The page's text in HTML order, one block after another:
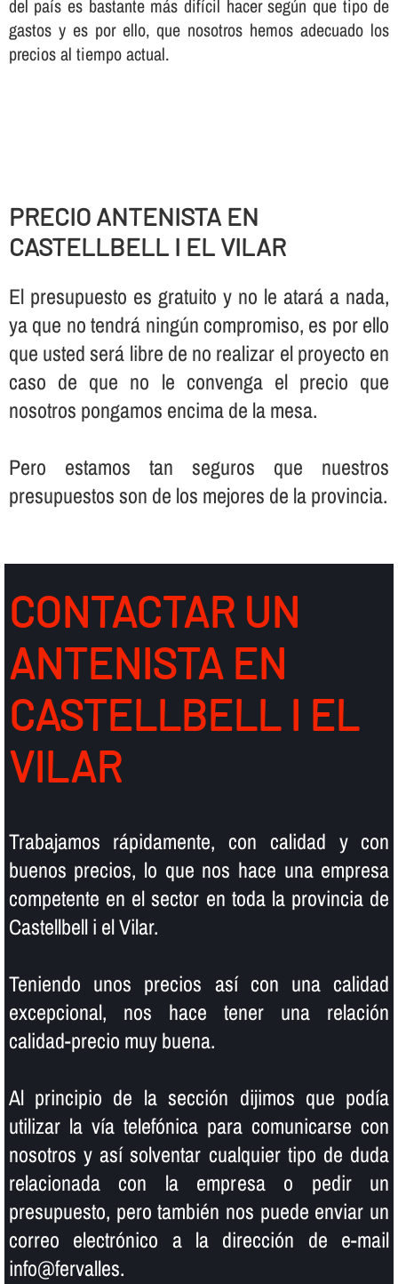
del paí­s es bastante más difí­cil hacer según que tipo de
gastos y es por ello, que nosotros hemos adecuado los
precios al tiempo actual.
PRECIO ANTENISTA EN
CASTELLBELL I EL VILAR
El presupuesto es gratuito y no le atará a nada,
ya que no tendrá ningún compromiso, es por ello
que usted será libre de no realizar el proyecto en
caso de que no le convenga el precio que
nosotros pongamos encima de la mesa.
Pero estamos tan seguros que nuestros
presupuestos son de los mejores de la provincia.
CONTACTAR UN
ANTENISTA EN
CASTELLBELL I EL
VILAR
Trabajamos rápidamente, con calidad y con
buenos precios, lo que nos hace una empresa
competente en el sector en toda la provincia de
Castellbell i el Vilar.
Teniendo unos precios así­ con una calidad
excepcional, nos hace tener una relación
calidad-precio muy buena.
Al principio de la sección dijimos que podí­a
utilizar la ví­a telefónica para comunicarse con
nosotros y así­ solventar cualquier tipo de duda
relacionada con la empresa o pedir un
presupuesto, pero también nos puede enviar un
correo electrónico a la dirección de e-mail
info@fervalles.